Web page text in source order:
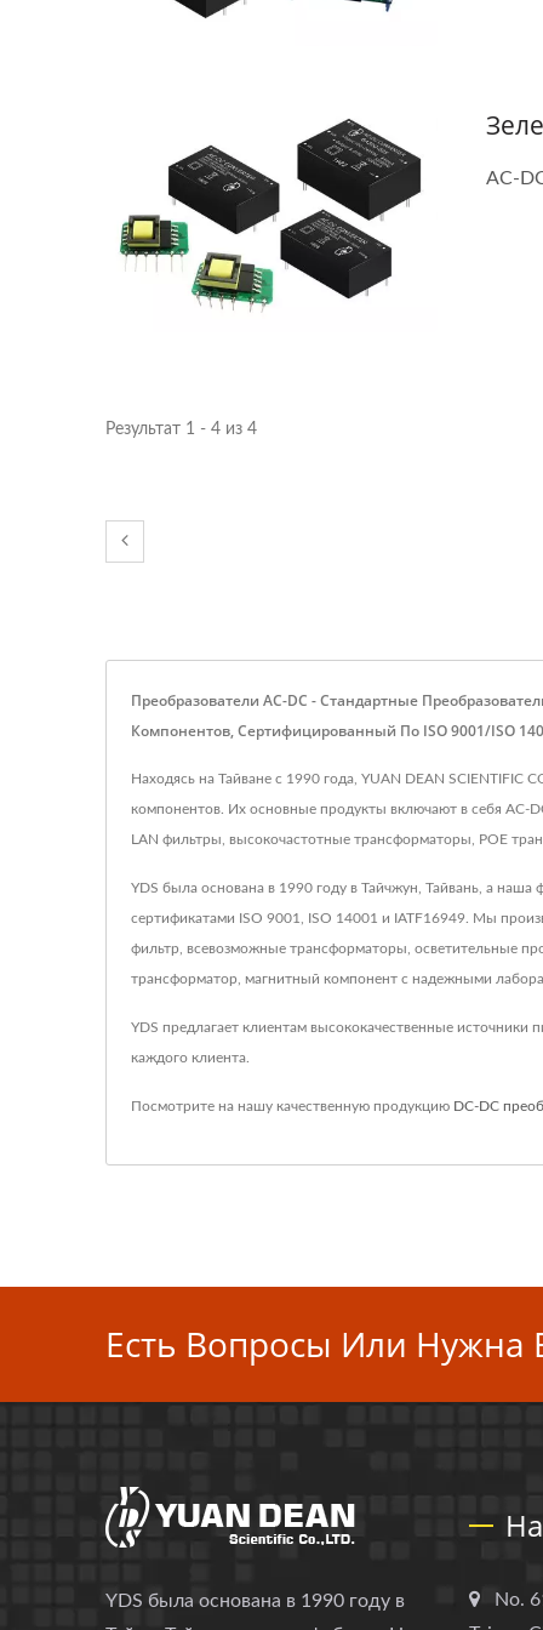
AC-
Результат 1 - 4 из 4
Преобразователи AC-DC - Стандартные
Компонентов, Сертифицированный По ISO 9001/ISO
Находясь на Тайване с 1990 года, YUAN DEAN
компонентов. Их основные продукты включают в себя AC-
LAN фильтры, высокочастотные трансформаторы, POE
YDS была основана в 1990 году в Тайчжун, Тайвань, а
сертификатами ISO 9001, ISO 14001 и IATF16949. Мы
фильтр, всевозможные трансформаторы, осветительные
трансформатор, магнитный компонент с надежными
YDS предлагает клиентам высококачественные
каждого клиента.
Посмотрите на нашу качественную продукцию DC-DC
Есть Вопросы Или Нужна
YDS была основана в 1990 году в
No.